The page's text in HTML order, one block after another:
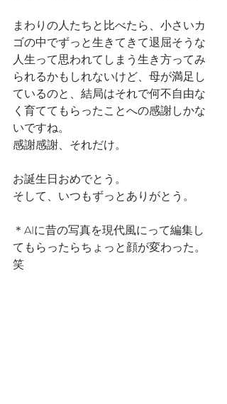
まわりの人たちと比べたら、小さいカ
ゴの中でずっと生きてきて退屈そうな
人生って思われてしまう生き方ってみ
られるかもしれないけど、母が満足し
ているのと、結局はそれで何不自由な
く育ててもらったことへの感謝しかな
いですね。
感謝感謝、それだけ。
お誕生日おめでとう。
そして、いつもずっとありがとう。
＊AIに昔の写真を現代風にって編集し
てもらったらちょっと顔が変わった。
笑